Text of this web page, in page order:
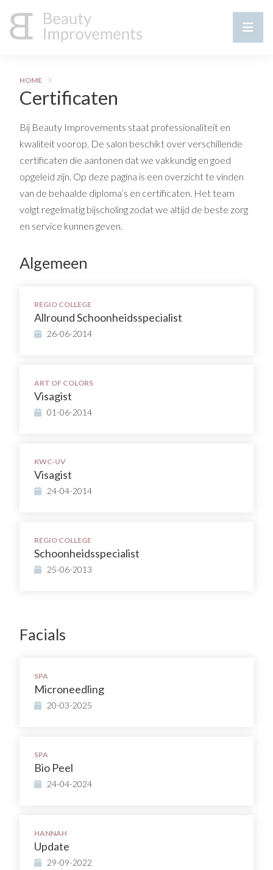
HOME
Certificaten
Bij Beauty Improvements staat professionaliteit en
kwaliteit voorop. De salon beschikt over verschillende
certificaten die aantonen dat we vakkundig en goed
opgeleid zijn. Op deze pagina is een overzicht te vinden
van de behaalde diploma’s en certificaten. Het team
volgt regelmatig bijscholing zodat we altijd de beste zorg
en service kunnen geven.
Algemeen
REGIO COLLEGE
Allround Schoonheidsspecialist
26-06-2014
ART OF COLORS
Visagist
01-06-2014
KWC-UV
Visagist
24-04-2014
REGIO COLLEGE
Schoonheidsspecialist
25-06-2013
Facials
SPA
Microneedling
20-03-2025
SPA
Bio Peel
24-04-2024
HANNAH
Update
29-09-2022